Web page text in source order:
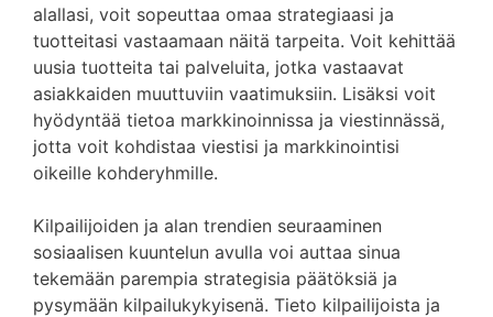
alallasi, voit sopeuttaa omaa strategiaasi ja
tuotteitasi vastaamaan näitä tarpeita. Voit kehittää
uusia tuotteita tai palveluita, jotka vastaavat
asiakkaiden muuttuviin vaatimuksiin. Lisäksi voit
hyödyntää tietoa markkinoinnissa ja viestinnässä,
jotta voit kohdistaa viestisi ja markkinointisi
oikeille kohderyhmille.
Kilpailijoiden ja alan trendien seuraaminen
sosiaalisen kuuntelun avulla voi auttaa sinua
tekemään parempia strategisia päätöksiä ja
pysymään kilpailukykyisenä. Tieto kilpailijoista ja